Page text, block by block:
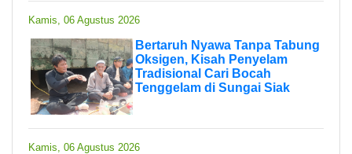
Kamis, 06 Agustus 2026
Bertaruh Nyawa Tanpa Tabung
Oksigen, Kisah Penyelam
Tradisional Cari Bocah
Tenggelam di Sungai Siak
Kamis, 06 Agustus 2026